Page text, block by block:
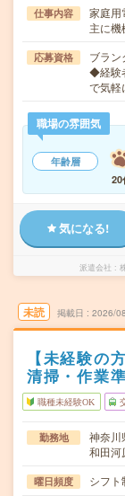
仕事内容
家庭用
主に
応募資格
ブラン
◆経験
で気
職場の雰囲気
年齢層
20
気になる!
派遣会社
未読 掲載日 2026/
【未経験の
清掃・作業
職種未経験OK
勤務地
神奈川
和田河
曜日頻度 シフト